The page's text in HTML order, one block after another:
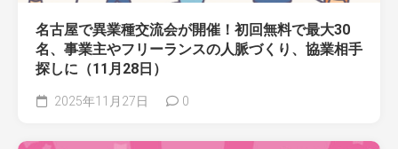
名古屋で異業種交流会が開催！初回無料で最大30
名、事業主やフリーランスの人脈づくり、協業相手
探しに（11月28日）
2025年11月27日 0